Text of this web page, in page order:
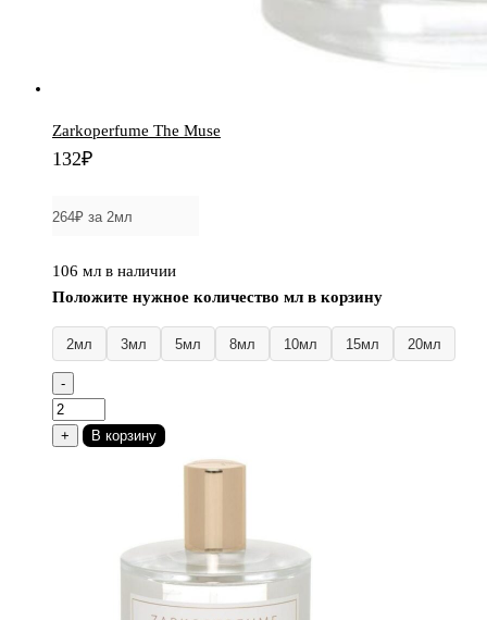
Zarkoperfume The Muse
132₽
106 мл в наличии
Положите нужное количество мл в корзину
2мл 3мл 5мл 8мл 10мл 15мл 20мл
-
Количество
товара
+ В корзину